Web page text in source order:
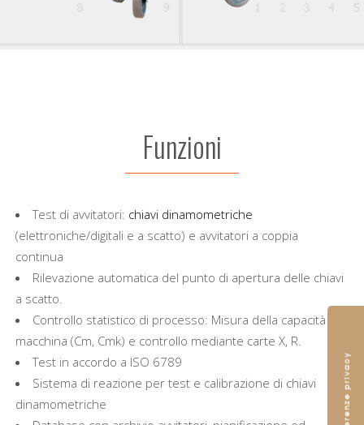
Funzioni
Test di avvitatori: chiavi dinamometriche
(elettroniche/digitali e a scatto) e avvitatori a coppia
continua
Rilevazione automatica del punto di apertura delle chiavi
a scatto.
Controllo statistico di processo: Misura della capacità
macchina (Cm, Cmk) e controllo mediante carte X, R.
Test in accordo a ISO 6789
Sistema di reazione per test e calibrazione di chiavi
dinamometriche